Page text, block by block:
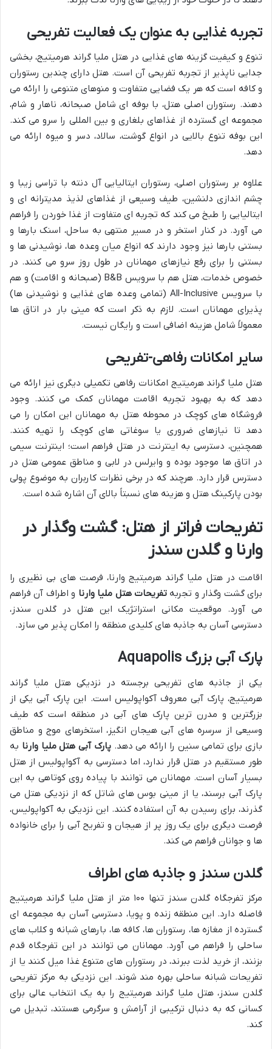
تجربه غذایی به عنوان یک فعالیت تفریحی
تنوع و کیفیت گزینه های غذایی در هتل ملیا گراند هرمیتیج، بخشی
جدایی ناپذیر از تجربه تفریحی آن است. هتل دارای چندین رستوران
و کافه است که هر یک فضایی متفاوت و منوهای متنوعی را ارائه می
دهند. رستوران اصلی هتل، با بوفه ای شامل صبحانه، ناهار و شام،
مجموعه ای گسترده از غذاهای بلغاری و بین المللی را سرو می کند.
این بوفه تنوع بالایی در انواع گوشت، سالاد، دسر و میوه ارائه می
دهد.
علاوه بر رستوران اصلی، رستوران ایتالیایی آل دنته با تراسی زیبا و
چشم اندازی دلنشین، طیف وسیعی از غذاهای لذیذ مدیترانه ای و
ایتالیایی را طبخ می کند که تجربه ای متفاوت از غذا خوردن را فراهم
می آورد. در کنار استخر و در مسیر منتهی به ساحل، اسنک بارها و
بستنی بارها نیز وجود دارند که انواع میان وعده ها، نوشیدنی ها و
بستنی را برای رفع نیازهای مهمانان در طول روز سرو می کنند. در
خصوص خدمات، هتل هم با سرویس B&B (صبحانه و اقامت) و هم
با سرویس All-Inclusive (تمامی وعده های غذایی و نوشیدنی ها)
پذیرای مهمانان است. لازم به ذکر است که مینی بار در اتاق ها
معمولاً شامل هزینه اضافی است و رایگان نیست.
سایر امکانات رفاهی-تفریحی
هتل ملیا گراند هرمیتیج امکانات رفاهی تکمیلی دیگری نیز ارائه می
دهد که به بهبود تجربه اقامت مهمانان کمک می کنند. وجود
فروشگاه های کوچک در محوطه هتل به مهمانان این امکان را می
دهد تا نیازهای ضروری یا سوغاتی های کوچک را تهیه کنند.
همچنین، دسترسی به اینترنت در هتل فراهم است؛ اینترنت سیمی
در اتاق ها موجود بوده و وایرلس در لابی و مناطق عمومی هتل در
دسترس قرار دارد. هرچند که در برخی نظرات کاربران به موضوع پولی
بودن پارکینگ هتل و هزینه های نسبتاً بالای آن اشاره شده است.
تفریحات فراتر از هتل: گشت وگذار در
وارنا و گلدن سندز
اقامت در هتل ملیا گراند هرمیتیج وارنا، فرصت های بی نظیری را
برای گشت وگذار و تجربهتفریحات هتل ملیا وارنا و اطراف آن فراهم
می آورد. موقعیت مکانی استراتژیک این هتل در گلدن سندز،
دسترسی آسان به جاذبه های کلیدی منطقه را امکان پذیر می سازد.
پارک آبی بزرگ Aquapolis
یکی از جاذبه های تفریحی برجسته در نزدیکی هتل ملیا گراند
هرمیتیج، پارک آبی معروف آکواپولیس است. این پارک آبی یکی از
بزرگترین و مدرن ترین پارک های آبی در منطقه است که طیف
وسیعی از سرسره های آبی هیجان انگیز، استخرهای موج و مناطق
بازی برای تمامی سنین را ارائه می دهد.پارک آبی هتل ملیا وارنا به
طور مستقیم در هتل قرار ندارد، اما دسترسی به آکواپولیس از هتل
بسیار آسان است. مهمانان می توانند با پیاده روی کوتاهی به این
پارک آبی برسند، یا از مینی بوس های شاتل که از نزدیکی هتل می
گذرند، برای رسیدن به آن استفاده کنند. این نزدیکی به آکواپولیس،
فرصت دیگری برای یک روز پر از هیجان و تفریح آبی را برای خانواده
ها و جوانان فراهم می کند.
گلدن سندز و جاذبه های اطراف
مرکز تفرجگاه گلدن سندز تنها ۱۰۰ متر از هتل ملیا گراند هرمیتیج
فاصله دارد. این منطقه زنده و پویا، دسترسی آسان به مجموعه ای
گسترده از مغازه ها، رستوران ها، کافه ها، بارهای شبانه و کلاب های
ساحلی را فراهم می آورد. مهمانان می توانند در این تفرجگاه قدم
بزنند، از خرید لذت ببرند، در رستوران های متنوع غذا میل کنند یا از
تفریحات شبانه ساحلی بهره مند شوند. این نزدیکی به مرکز تفریحی
گلدن سندز، هتل ملیا گراند هرمیتیج را به یک انتخاب عالی برای
کسانی که به دنبال ترکیبی از آرامش و سرگرمی هستند، تبدیل می
کند.